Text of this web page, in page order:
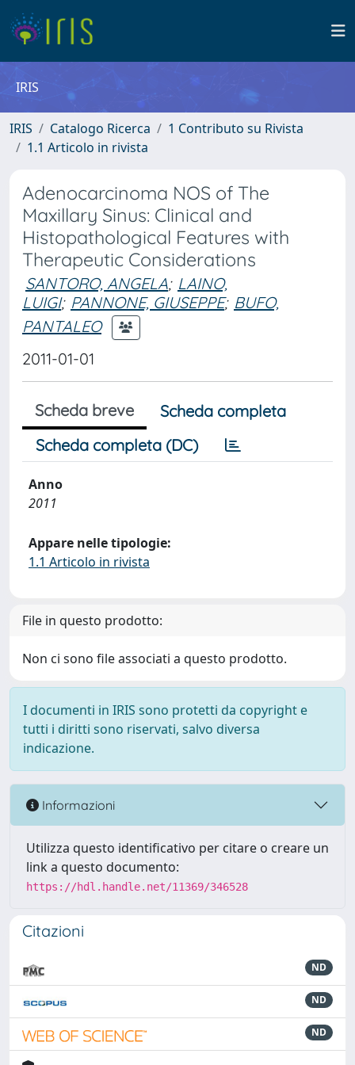
IRIS
IRIS Catalogo Ricerca
1 Contributo su Rivista
1.1 Articolo in rivista
Adenocarcinoma NOS of The
Maxillary Sinus: Clinical and
Histopathological Features with
Therapeutic Considerations
SANTORO, ANGELA; LAINO,
LUIGI; PANNONE, GIUSEPPE; BUFO,
PANTALEO
2011-01-01
Scheda breve
Scheda completa
Scheda completa (DC)
Anno
2011
Appare nelle tipologie:
1.1 Articolo in rivista
File in questo prodotto:
Non ci sono file associati a questo prodotto.
I documenti in IRIS sono protetti da copyright e
tutti i diritti sono riservati, salvo diversa
indicazione.
Informazioni
Utilizza questo identificativo per citare o creare un
link a questo documento:
https://hdl.handle.net/11369/346528
Citazioni
ND
ND
ND